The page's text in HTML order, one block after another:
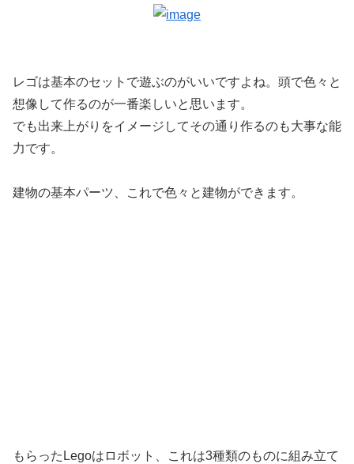
レゴは基本のセットで遊ぶのがいいですよね。頭で色々と
想像して作るのが一番楽しいと思います。
でも出来上がりをイメージしてその通り作るのも大事な能
力です。
建物の基本パーツ、これで色々と建物ができます。
もらったLegoはロボット、これは3種類のものに組み立て